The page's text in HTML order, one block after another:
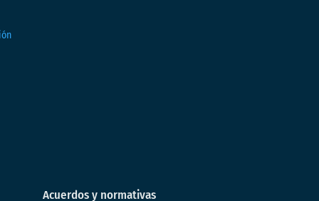
Acuerdos y normativas